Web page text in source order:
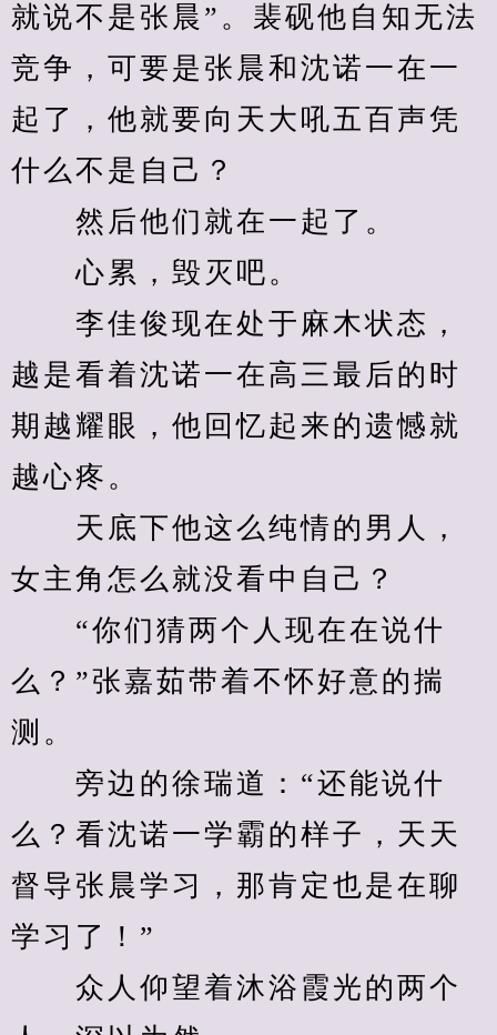
就说不是张晨”。裴砚他自知无法
竞争，可要是张晨和沈诺一在一
起了，他就要向天大吼五百声凭
什么不是自己？
然后他们就在一起了。
心累，毁灭吧。
李佳俊现在处于麻木状态，
越是看着沈诺一在高三最后的时
期越耀眼，他回忆起来的遗憾就
越心疼。
天底下他这么纯情的男人，
女主角怎么就没看中自己？
“你们猜两个人现在在说什
么？”张嘉茹带着不怀好意的揣
测。
旁边的徐瑞道：“还能说什
么？看沈诺一学霸的样子，天天
督导张晨学习，那肯定也是在聊
学习了！”
众人仰望着沐浴霞光的两个